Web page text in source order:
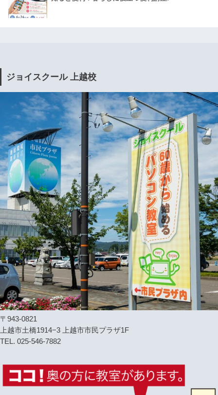
ジョイスクール 上越校
〒943-0821
上越市土橋1914−3 上越市市民プラザ1F
TEL. 025-546-7882